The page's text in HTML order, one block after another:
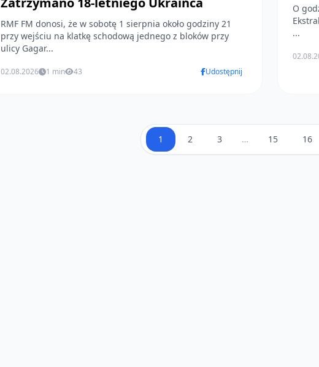
RMF FM donosi, że w sobotę 1 sierpnia około godziny 21
przy wejściu na klatkę schodową jednego z bloków przy
ulicy Gagar...
02.08.2026 1 min 43 Udostępnij
O
...
1 2 3 … 15 16